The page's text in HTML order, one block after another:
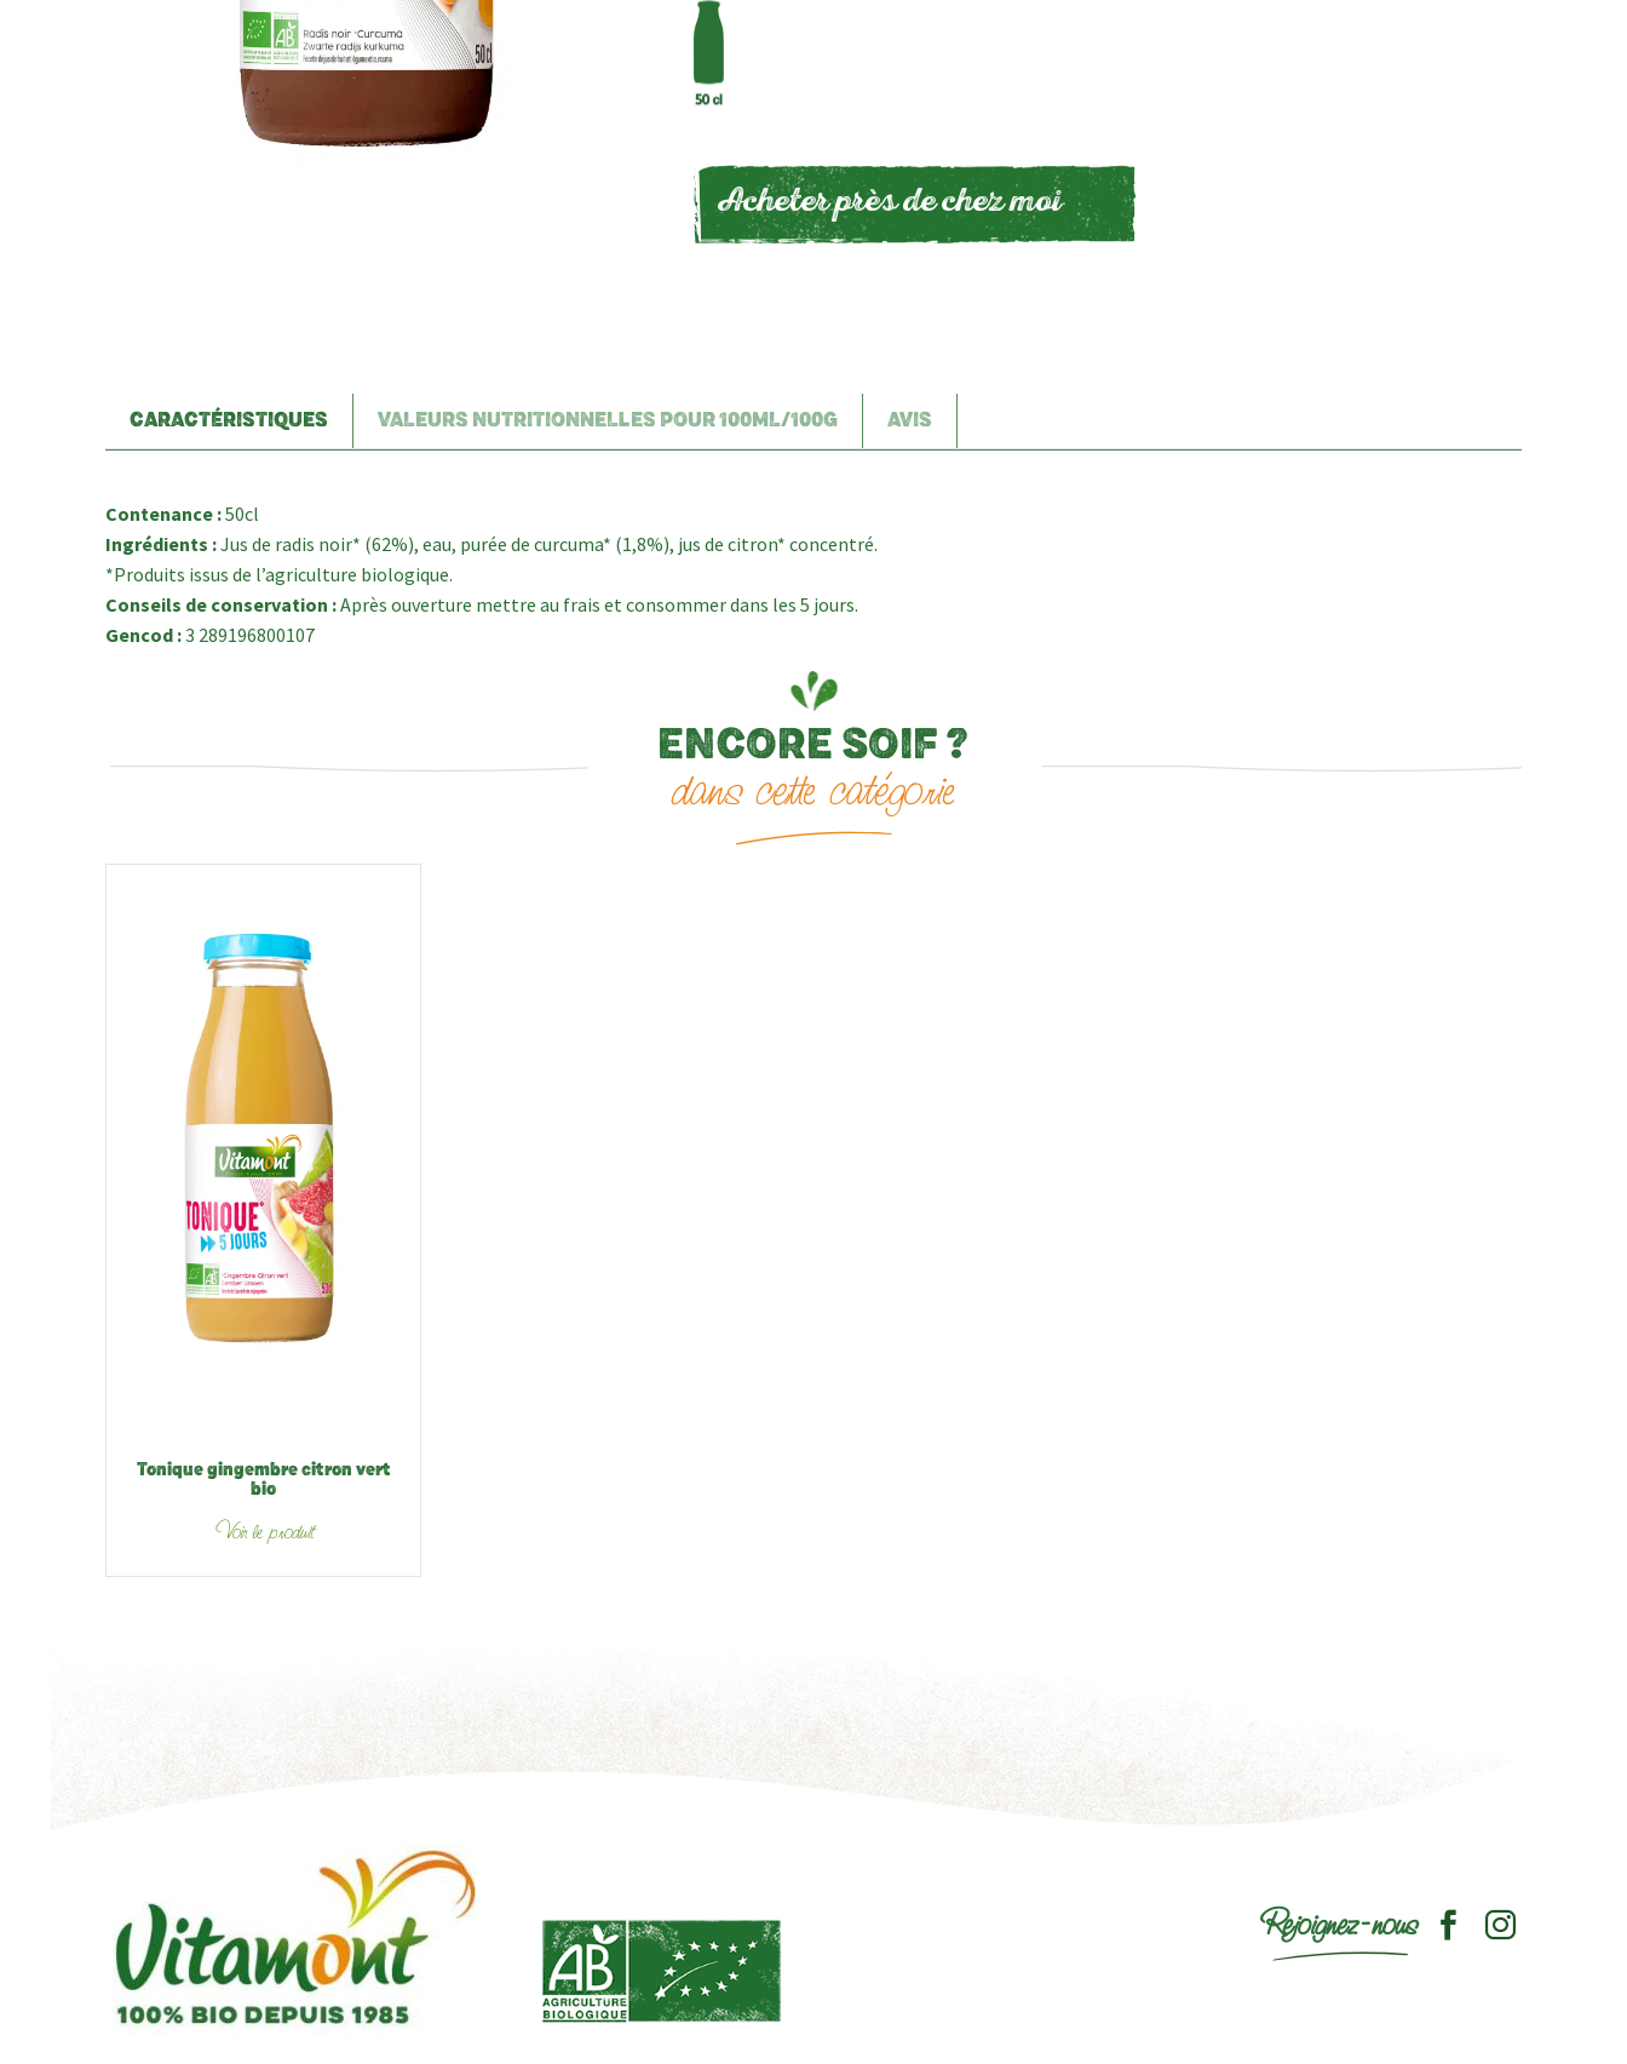
Acheter près de chez moi
ENCORE SOIF ?
dans cette catégorie
Tonique gingembre citron vert
bio
Voir le produit
CARACTÉRISTIQUES VALEURS NUTRITIONNELLES POUR 100ML/100G AVIS
Contenance :50cl
Ingrédients :Jus de radis noir* (62%), eau, purée de curcuma* (1,8%), jus de citron* concentré.
*Produits issus de l’agriculture biologique.
Conseils de conservation :Après ouverture mettre au frais et consommer dans les 5 jours.
Gencod :3 289196800107
Rejoignez-nous